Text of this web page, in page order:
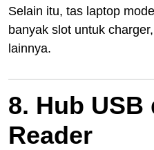
Selain itu, tas laptop
banyak slot untuk
lainnya.
8. Hub USB
Reader